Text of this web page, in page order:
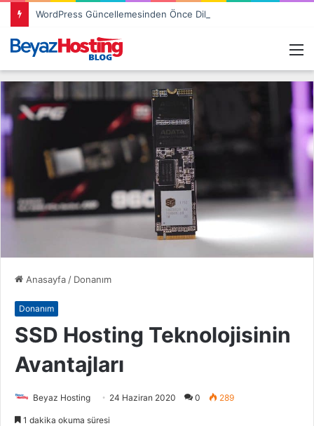
Anasayfa / Donanım
Donanım
SSD Hosting Teknolojisinin
Avantajları
Beyaz Hosting 24 Haziran 2020 0 289
1 dakika okuma süresi